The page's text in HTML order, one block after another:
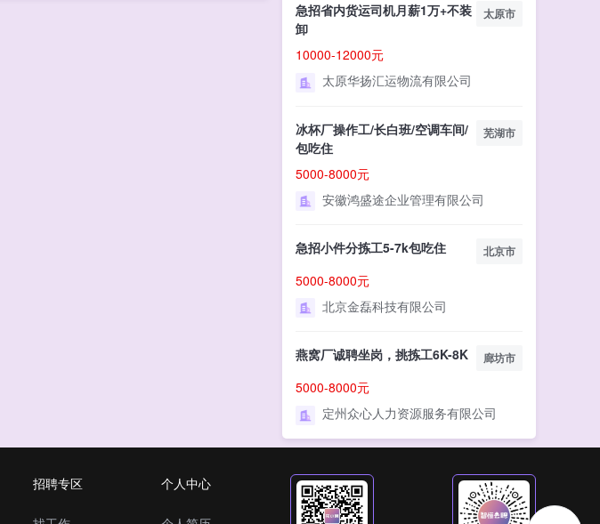
急招省内货运司机月薪1万+不装
卸
太原市
10000-12000元
太原华扬汇运物流有限公司
冰杯厂操作工/长白班/空调车间/
包吃住
芜湖市
5000-8000元
安徽鸿盛途企业管理有限公司
急招小件分拣工5-7k包吃住 北京市
5000-8000元
北京金磊科技有限公司
燕窝厂诚聘坐岗，挑拣工6K-8K 廊坊市
5000-8000元
定州众心人力资源服务有限公司
招聘专区 个人中心